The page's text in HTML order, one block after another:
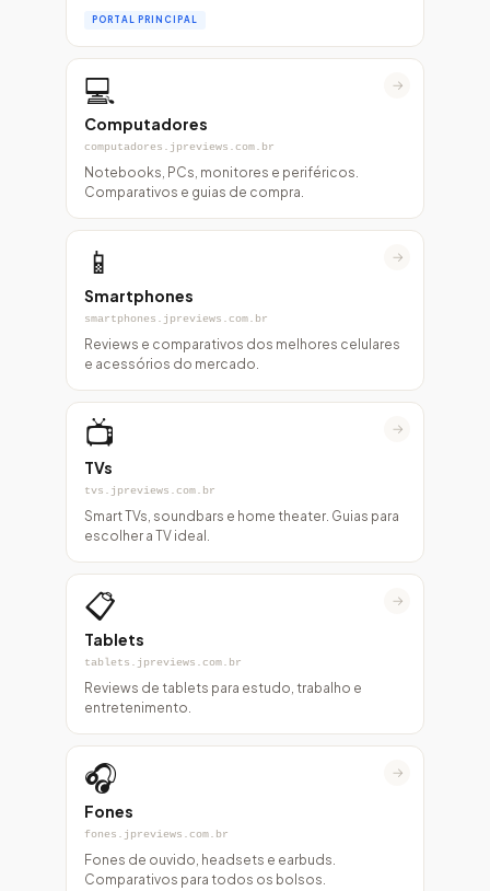
PORTAL PRINCIPAL
→
💻
Computadores
computadores.jpreviews.com.br
Notebooks, PCs, monitores e periféricos.
Comparativos e guias de compra.
→
📱
Smartphones
smartphones.jpreviews.com.br
Reviews e comparativos dos melhores celulares
e acessórios do mercado.
→
📺
TVs
tvs.jpreviews.com.br
Smart TVs, soundbars e home theater. Guias para
escolher a TV ideal.
→
📋
Tablets
tablets.jpreviews.com.br
Reviews de tablets para estudo, trabalho e
entretenimento.
→
🎧
Fones
fones.jpreviews.com.br
Fones de ouvido, headsets e earbuds.
Comparativos para todos os bolsos.